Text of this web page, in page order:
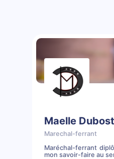
Maelle Dubost
Marechal-ferrant
Maréchal-ferrant
mon savoir-faire au